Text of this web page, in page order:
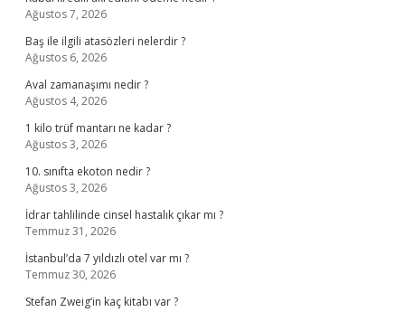
Ağustos 7, 2026
Baş ile ilgili atasözleri nelerdir ?
Ağustos 6, 2026
Aval zamanaşımı nedir ?
Ağustos 4, 2026
1 kilo trüf mantarı ne kadar ?
Ağustos 3, 2026
10. sınıfta ekoton nedir ?
Ağustos 3, 2026
İdrar tahlilinde cinsel hastalık çıkar mı ?
Temmuz 31, 2026
İstanbul’da 7 yıldızlı otel var mı ?
Temmuz 30, 2026
Stefan Zweig’in kaç kitabı var ?